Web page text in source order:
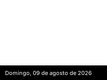
Domingo, 09 de agosto de 2026